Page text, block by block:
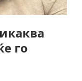
го